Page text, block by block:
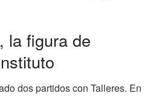
la figura de
dos partidos con Talleres. En